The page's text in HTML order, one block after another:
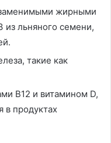
жирными
из льняного семени,
такие как
B12 и витамином D,
в продуктах